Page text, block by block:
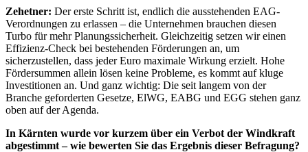
Zehetner: Der erste Schritt ist, endlich die ausstehenden EAG-
Verordnungen zu erlassen – die Unternehmen brauchen diesen
Turbo für mehr Planungssicherheit. Gleichzeitig setzen wir einen
Effizienz-Check bei bestehenden Förderungen an, um
sicherzustellen, dass jeder Euro maximale Wirkung erzielt. Hohe
Fördersummen allein lösen keine Probleme, es kommt auf kluge
Investitionen an. Und ganz wichtig: Die seit langem von der
Branche geforderten Gesetze, ElWG, EABG und EGG stehen ganz
oben auf der Agenda.
In Kärnten wurde vor kurzem über ein Verbot der Windkraft
abgestimmt – wie bewerten Sie das Ergebnis dieser Befragung?